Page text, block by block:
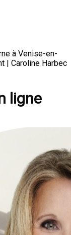
à Venise-en-
| Caroline Harbec
ligne